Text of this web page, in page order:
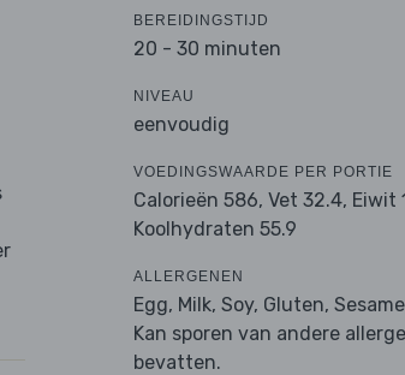
BEREIDINGSTIJD
20 - 30 minuten
NIVEAU
eenvoudig
VOEDINGSWAARDE PER PORTIE
Calorieën 586, Vet 32.4, Eiwit
Koolhydraten 55.9
ALLERGENEN
Egg, Milk, Soy, Gluten,
Kan sporen van andere
bevatten.